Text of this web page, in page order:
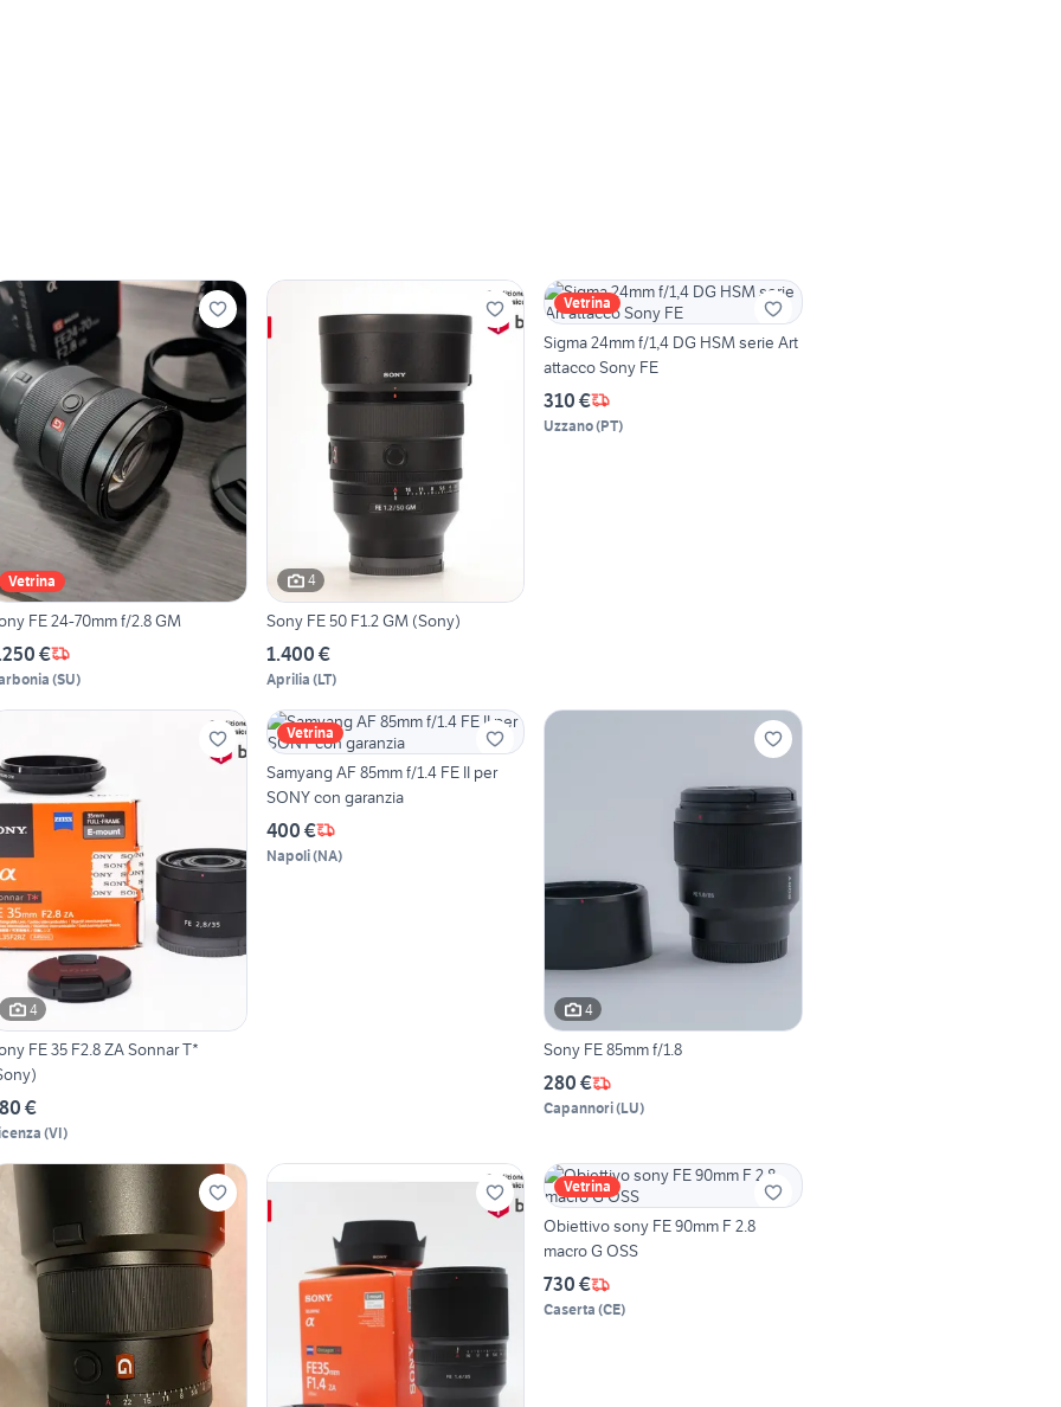
Vetrina
FE 24-70mm f/2.8 GM
€
(SU)
4
Sony FE 50 F1.2 GM (Sony)
1.400 €
Aprilia (LT)
Vetrina
Sigma 24mm f/1,4 DG HSM serie Art
attacco Sony FE
310 €
Uzzano(PT)
4
FE 35 F2.8 ZA Sonnar T*
€
(VI)
Vetrina
Samyang AF 85mm f/1.4 FE II per
SONY con garanzia
400 €
Napoli(NA)
4
Sony FE 85mm f/1.8
280 €
Capannori(LU)
Vetrina
Obiettivo sony FE 90mm F 2.8
macro G OSS
730 €
Caserta (CE)